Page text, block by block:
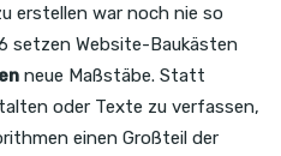
erstellen war noch nie so
setzen Website-Baukästen
neue Maßstäbe. Statt
oder Texte zu verfassen,
einen Großteil der